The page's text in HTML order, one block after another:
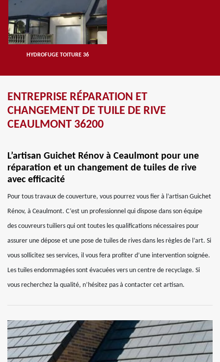
HYDROFUGE TOITURE 36
ENTREPRISE RÉPARATION ET
CHANGEMENT DE TUILE DE RIVE
CEAULMONT 36200
L’artisan Guichet Rénov à Ceaulmont pour une
réparation et un changement de tuiles de rive
avec efficacité
Pour tous travaux de couverture, vous pourrez vous fier à l’artisan Guichet
Rénov, à Ceaulmont. C’est un professionnel qui dispose dans son équipe
des couvreurs tuiliers qui ont toutes les qualifications nécessaires pour
assurer une dépose et une pose de tuiles de rives dans les règles de l’art. Si
vous sollicitez ses services, il vous fera profiter d’une intervention soignée.
Les tuiles endommagées sont évacuées vers un centre de recyclage. Si
vous recherchez la qualité, n’hésitez pas à contacter cet artisan.